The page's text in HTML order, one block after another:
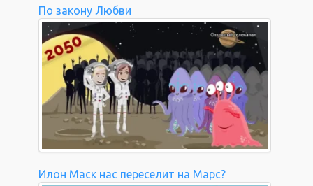
По закону Любви
Илон Маск нас переселит на Марс?